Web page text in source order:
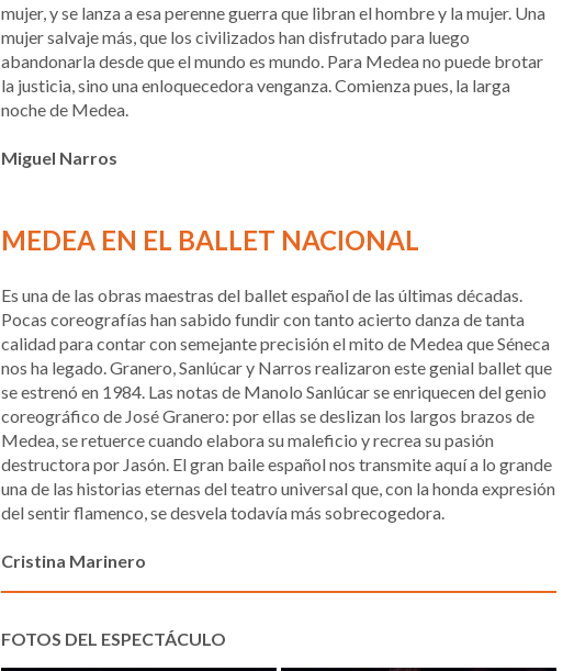
mujer, y se lanza a esa perenne guerra que libran el hombre y la mujer. Una
mujer salvaje más, que los civilizados han disfrutado para luego
abandonarla desde que el mundo es mundo. Para Medea no puede brotar
la justicia, sino una enloquecedora venganza. Comienza pues, la larga
noche de Medea.
Miguel Narros
MEDEA EN EL BALLET NACIONAL
Es una de las obras maestras del ballet español de las últimas décadas.
Pocas coreografías han sabido fundir con tanto acierto danza de tanta
calidad para contar con semejante precisión el mito de Medea que Séneca
nos ha legado. Granero, Sanlúcar y Narros realizaron este genial ballet que
se estrenó en 1984. Las notas de Manolo Sanlúcar se enriquecen del genio
coreográfico de José Granero: por ellas se deslizan los largos brazos de
Medea, se retuerce cuando elabora su maleficio y recrea su pasión
destructora por Jasón. El gran baile español nos transmite aquí a lo grande
una de las historias eternas del teatro universal que, con la honda expresión
del sentir flamenco, se desvela todavía más sobrecogedora.
Cristina Marinero
FOTOS DEL ESPECTÁCULO